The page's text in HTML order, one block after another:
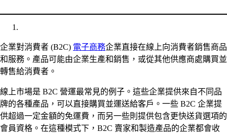
企業對消費者 (B2C) 電子商務企業直接在線上向消費者銷售商品
和服務。產品可能由企業生產和銷售，或從其他供應商處購買並
轉售給消費者。
線上市場是 B2C 營運最常見的例子。這些企業提供來自不同品
牌的各種產品，可以直接購買並運送給客戶。一些 B2C 企業提
供超過一定金額的免運費，而另一些則提供包含更快送貨選項的
會員資格。在這種模式下，B2C 賣家和製造產品的企業都會收